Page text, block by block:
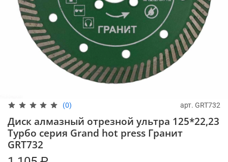
(0) арт. GRT732
Диск алмазный отрезной ультра 125*22,23
Турбо серия Grand hot press Гранит
GRT732